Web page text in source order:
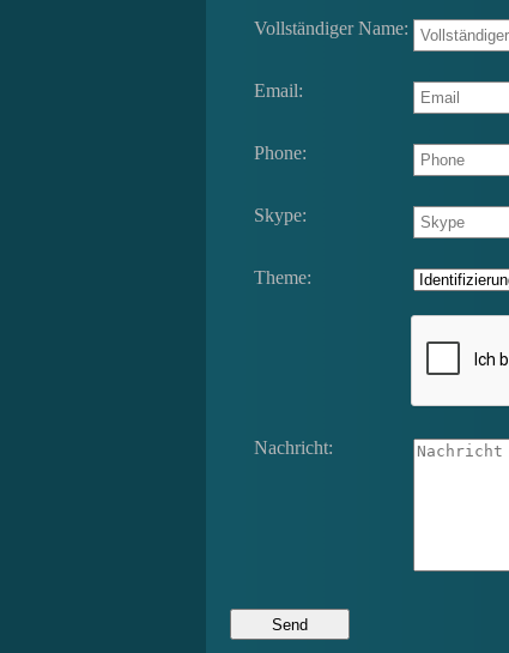
Vollständiger Name:
Email:
Phone:
Skype:
Theme:
Nachricht: